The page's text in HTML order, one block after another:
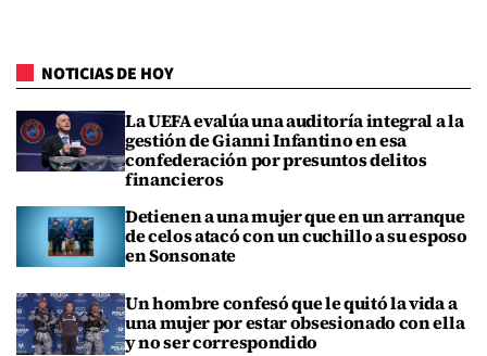
NOTICIAS DE HOY
La UEFA evalúa una auditoría integral a la
gestión de Gianni Infantino en esa
confederación por presuntos delitos
financieros
Detienen a una mujer que en un arranque
de celos atacó con un cuchillo a su esposo
en Sonsonate
Un hombre confesó que le quitó la vida a
una mujer por estar obsesionado con ella
y no ser correspondido